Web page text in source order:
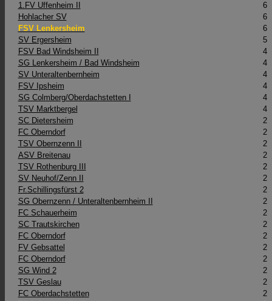
1.FV Uffenheim II
6
Hohlacher SV
6
FSV Lenkersheim
6
SV Ergersheim
5
FSV Bad Windsheim II
4
SG Lenkersheim / Bad Windsheim
4
SV Unteraltenbernheim
4
FSV Ipsheim
4
SG Colmberg/​Oberdachstetten I
4
TSV Marktbergel
4
SC Dietersheim
2
FC Oberndorf
2
TSV Obernzenn II
2
ASV Breitenau
2
TSV Rothenburg III
2
SV Neuhof/Zenn II
2
Fr.Schillingsfürst 2
2
SG Obernzenn /​ Unteraltenbernheim II
2
FC Schauerheim
2
SC Trautskirchen
2
FC Oberndorf
2
FV Gebsattel
2
FC Oberndorf
2
SG Wind 2
2
TSV Geslau
2
FC Oberdachstetten
2